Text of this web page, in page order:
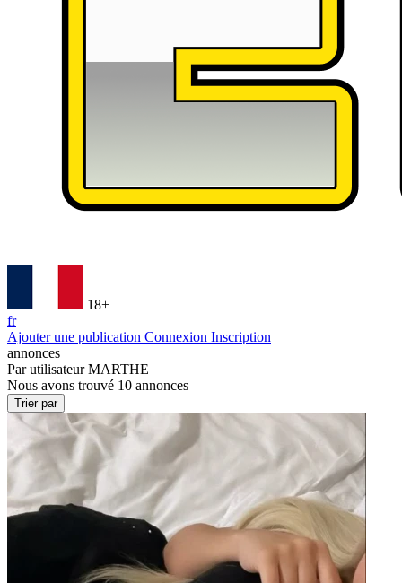
18+
fr
Ajouter une publication Connexion Inscription
annonces
Par utilisateurMARTHE
Nous avons trouvé 10 annonces
Trier par